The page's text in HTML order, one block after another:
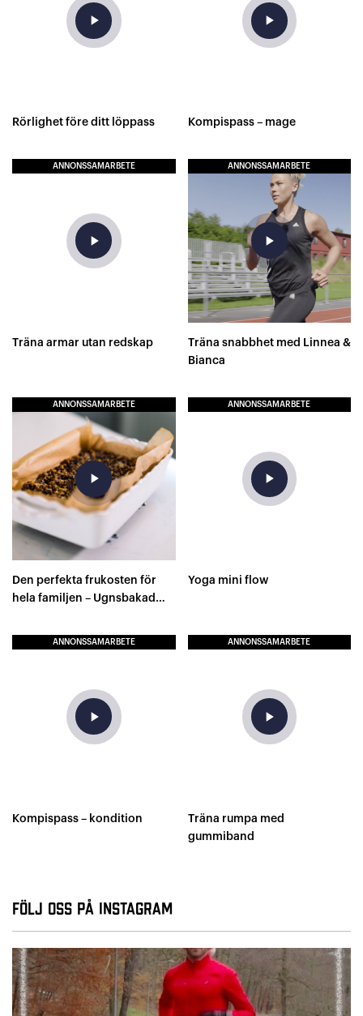
play_arrow
Rörlighet före ditt löppass
play_arrow
Kompispass – mage
ANNONSSAMARBETE
play_arrow
Träna armar utan redskap
ANNONSSAMARBETE
play_arrow
Träna snabbhet med Linnea &
Bianca
ANNONSSAMARBETE
play_arrow
Den perfekta frukosten för
hela familjen – Ugnsbakad
ANNONSSAMARBETE
play_arrow
Yoga mini flow
ANNONSSAMARBETE
play_arrow
Kompispass – kondition
ANNONSSAMARBETE
play_arrow
Träna rumpa med
gummiband
Följ oss på Instagram